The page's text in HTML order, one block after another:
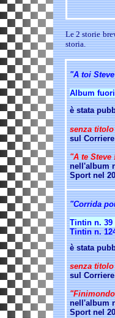
Le 2 storie
storia.
"A toi
Album
è stata
senza titolo
sul
"A te Steve
nell'album
Sport nel
"Corrida
Tintin n. 39
Tintin n.
è stata
senza titolo
sul
nell'album
Sport nel